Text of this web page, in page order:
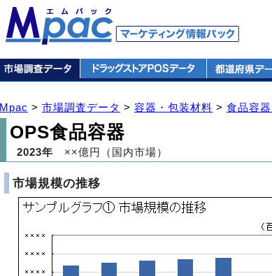
Mpac > 市場調査データ > 容器・包装材料 > 食品容
OPS食品容器
2023年 ××億円（国内市場）
市場規模の推移